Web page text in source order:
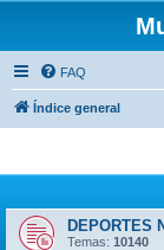
FAQ
Índice general
DEPORTES
Temas: 10140